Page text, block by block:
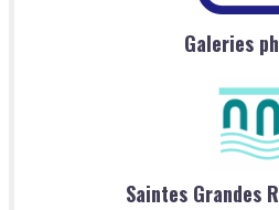
Galeries
Saintes Grandes